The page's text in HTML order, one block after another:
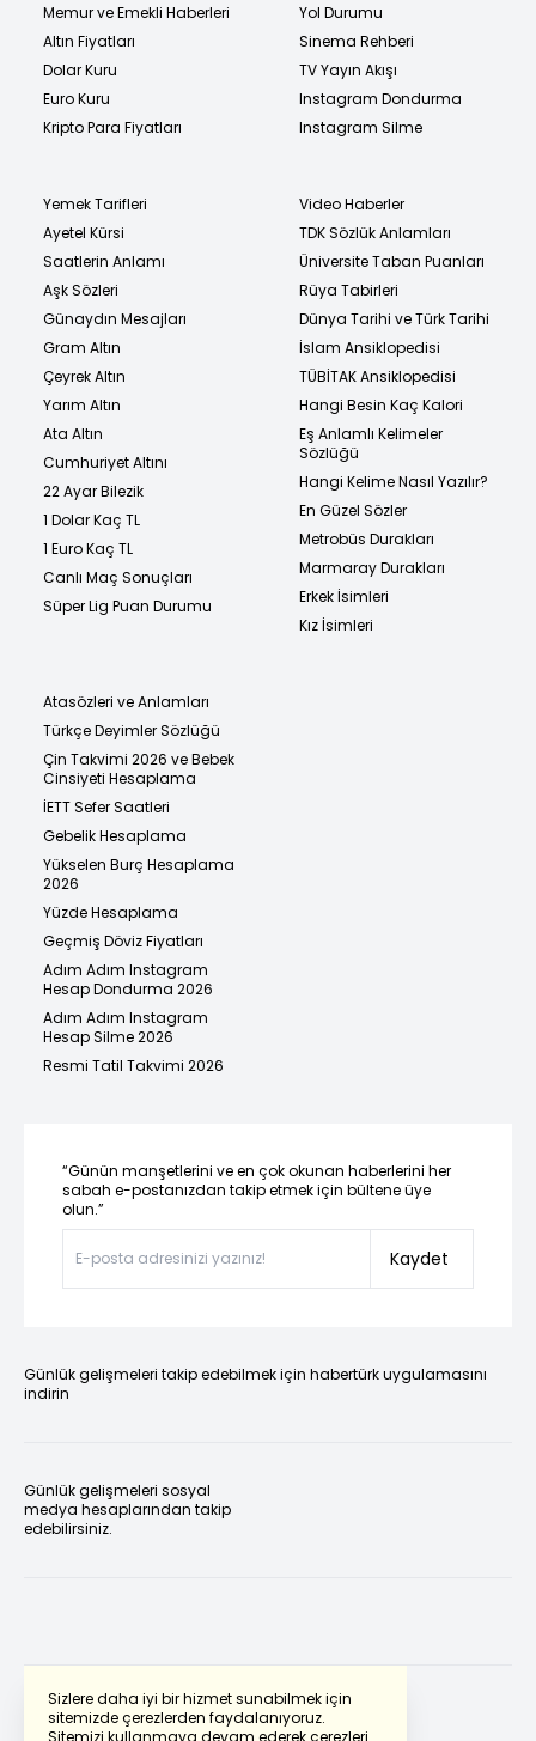
Sizlere daha iyi bir hizmet sunabilmek için
sitemizde çerezlerden faydalanıyoruz.
Sitemizi kullanmaya devam ederek çerezleri
Memur ve Emekli Haberleri
Altın Fiyatları
Dolar Kuru
Euro Kuru
Kripto Para Fiyatları
Yol Durumu
Sinema Rehberi
TV Yayın Akışı
Instagram Dondurma
Instagram Silme
Yemek Tarifleri
Ayetel Kürsi
Saatlerin Anlamı
Aşk Sözleri
Günaydın Mesajları
Gram Altın
Çeyrek Altın
Yarım Altın
Ata Altın
Cumhuriyet Altını
22 Ayar Bilezik
1 Dolar Kaç TL
1 Euro Kaç TL
Canlı Maç Sonuçları
Süper Lig Puan Durumu
Video Haberler
TDK Sözlük Anlamları
Üniversite Taban Puanları
Rüya Tabirleri
Dünya Tarihi ve Türk Tarihi
İslam Ansiklopedisi
TÜBİTAK Ansiklopedisi
Hangi Besin Kaç Kalori
Eş Anlamlı Kelimeler
Sözlüğü
Hangi Kelime Nasıl Yazılır?
En Güzel Sözler
Metrobüs Durakları
Marmaray Durakları
Erkek İsimleri
Kız İsimleri
Atasözleri ve Anlamları
Türkçe Deyimler Sözlüğü
Çin Takvimi 2026 ve Bebek
Cinsiyeti Hesaplama
İETT Sefer Saatleri
Gebelik Hesaplama
Yükselen Burç Hesaplama
2026
Yüzde Hesaplama
Geçmiş Döviz Fiyatları
Adım Adım Instagram
Hesap Dondurma 2026
Adım Adım Instagram
Hesap Silme 2026
Resmi Tatil Takvimi 2026
“Günün manşetlerini ve en çok okunan haberlerini her
sabah e-postanızdan takip etmek için bültene üye
olun.”
Kaydet
Günlük gelişmeleri takip edebilmek için habertürk uygulamasını
indirin
Günlük gelişmeleri sosyal
medya hesaplarından takip
edebilirsiniz.